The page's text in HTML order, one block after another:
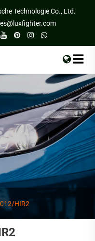
Technologie Co., Ltd.
HIR2